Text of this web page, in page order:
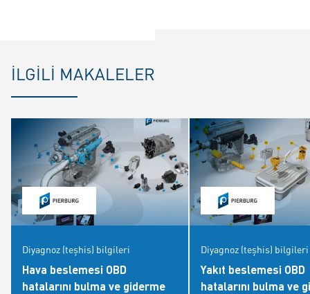
İLGILI MAKALELER
Diyagnoz (teşhis) bilgileri
Hava beslemesi OBD
hatalarını bulma ve giderme
Diyagnoz (teşhis) bilgileri
Yakıt beslemesi OBD
hatalarını bulma ve